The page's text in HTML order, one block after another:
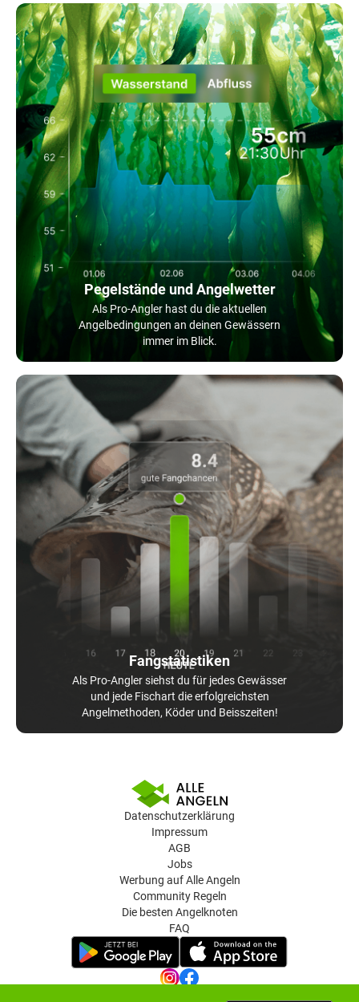
Pegelstände und Angelwetter
Als Pro-Angler hast du die aktuellen
Angelbedingungen an deinen Gewässern
immer im Blick.
Fangstatistiken
Als Pro-Angler siehst du für jedes Gewässer
und jede Fischart die erfolgreichsten
Angelmethoden, Köder und Beisszeiten!
Datenschutzerklärung
Impressum
AGB
Jobs
Werbung auf Alle Angeln
Community Regeln
Die besten Angelknoten
FAQ